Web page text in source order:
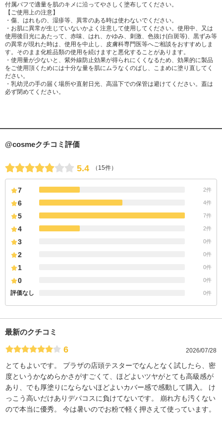
付属パフで適量を肌のキメに沿ってやさしく塗布してください。
【ご使用上の注意】
・傷、はれもの、湿疹等、異常のある時は使わないでください。
・お肌に異常が生じていないかよく注意して使用してください。使用中、又は
使用後日光にあたって、赤味、はれ、かゆみ、刺激、色抜け(白斑等)、黒ずみ等
の異常が現れた時は、使用を中止し、皮膚科専門医等へご相談をおすすめしま
す。そのまま化粧品類の使用を続けますと悪化することがあります。
・使用量が少ないと、紫外線防止効果が得られにくくなるため、効果的に製品
をご使用頂くためには十分な量を肌にムラなくのばし、こまめに塗り直してく
ださい。
・乳幼児の手の届く場所や直射日光、高温下での保管は避けてください。蓋は
必ず閉めてください。
@cosmeクチコミ評価
5.4 （15件）
7 2件
6 4件
5 7件
4 2件
3 0件
2 0件
1 0件
0 0件
評価なし 0件
最新のクチコミ
6 2026/07/28
とてもよいです。 プラザの店頭テスターでなんとなく試したら、密
度というかなめらかさがすごくて、ほどよいツヤがとても高級感が
あり、でも厚塗りにならないほどよいカバー感で感動して購入。 け
っこう高いだけありデパコスに負けてないです。 崩れ方も汚くない
ので本当に優秀。 今は暑いのでお粉で軽く押さえて使っています。